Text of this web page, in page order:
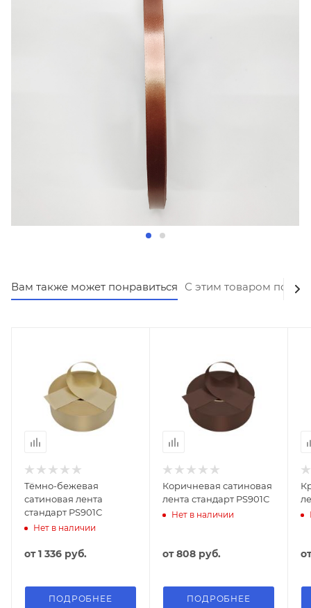
Вам также может понравиться С этим товаром
Тёмно-бежевая
сатиновая лента
стандарт PS901С
Нет в наличии
от1 336 руб.
ПОДРОБНЕЕ
Коричневая сатиновая
лента стандарт PS901С
Нет в наличии
от808 руб.
ПОДРОБНЕЕ